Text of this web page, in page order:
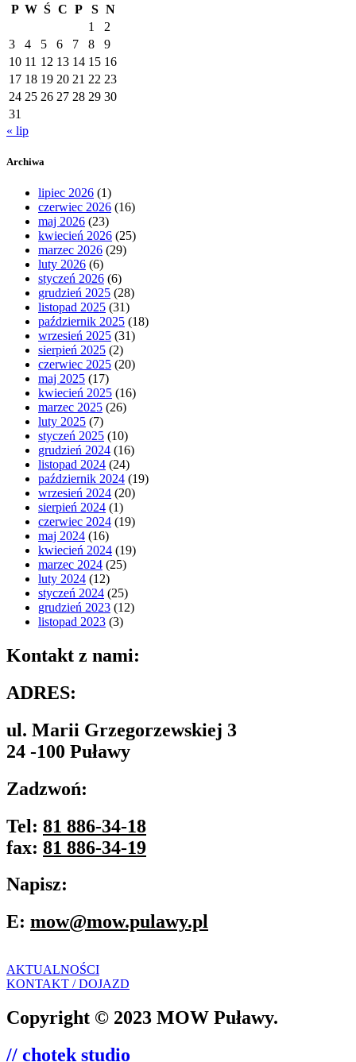
P W Ś C P S N
1
2
3
4 5 6 7 8
9
10 11 12 13 14 15 16
17 18 19 20 21 22 23
24 25 26 27 28 29 30
31
« lip
Archiwa
lipiec 2026 (1)
czerwiec 2026 (16)
maj 2026 (23)
kwiecień 2026 (25)
marzec 2026 (29)
luty 2026 (6)
styczeń 2026 (6)
grudzień 2025 (28)
listopad 2025 (31)
październik 2025 (18)
wrzesień 2025 (31)
sierpień 2025 (2)
czerwiec 2025 (20)
maj 2025 (17)
kwiecień 2025 (16)
marzec 2025 (26)
luty 2025 (7)
styczeń 2025 (10)
grudzień 2024 (16)
listopad 2024 (24)
październik 2024 (19)
wrzesień 2024 (20)
sierpień 2024 (1)
czerwiec 2024 (19)
maj 2024 (16)
kwiecień 2024 (19)
marzec 2024 (25)
luty 2024 (12)
styczeń 2024 (25)
grudzień 2023 (12)
listopad 2023 (3)
Kontakt z nami:
ADRES:
ul. Marii Grzegorzewskiej 3
24 -100 Puławy
Zadzwoń:
Tel: 81 886-34-18
fax: 81 886-34-19
Napisz:
E: mow@mow.pulawy.pl
AKTUALNOŚCI
KONTAKT / DOJAZD
Copyright © 2023 MOW Puławy.
// chotek studio